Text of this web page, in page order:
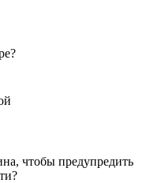
чтобы предупредить